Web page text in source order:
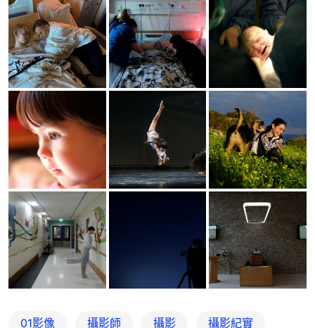
01影像 攝影師 攝影 攝影紀實